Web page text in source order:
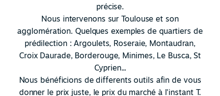
précise.
Nous intervenons sur Toulouse et son
agglomération. Quelques exemples de quartiers de
prédilection : Argoulets, Roseraie, Montaudran,
Croix Daurade, Borderouge, Minimes, Le Busca, St
Cyprien...
Nous bénéficions de differents outils afin de vous
donner le prix juste, le prix du marché à l'instant T.